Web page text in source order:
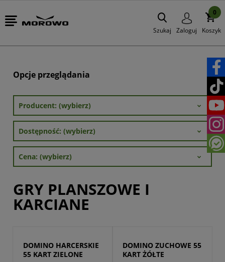
Szukaj Zaloguj Koszyk
0
Opcje przeglądania
Producent: (wybierz)
Dostępność: (wybierz)
Cena: (wybierz)
GRY PLANSZOWE I
KARCIANE
DOMINO HARCERSKIE
55 KART ZIELONE
DOMINO ZUCHOWE 55
KART ŻÓŁTE